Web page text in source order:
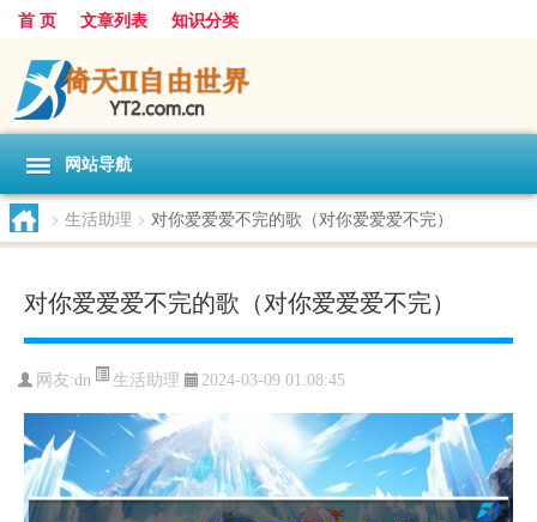
首 页 文章列表 知识分类
网站导航
> 生活助理 > 对你爱爱爱不完的歌（对你爱爱爱不完）
对你爱爱爱不完的歌（对你爱爱爱不完）
网友:dn 生活助理 2024-03-09 01:08:45